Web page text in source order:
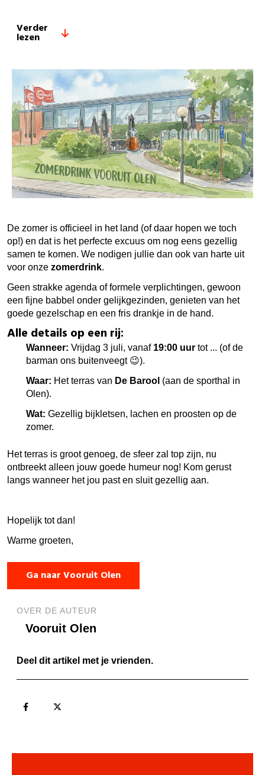
Verder
lezen
De zomer is officieel in het land (of daar hopen we toch
op!) en dat is het perfecte excuus om nog eens gezellig
samen te komen. We nodigen jullie dan ook van harte uit
voor onze zomerdrink.
Geen strakke agenda of formele verplichtingen, gewoon
een fijne babbel onder gelijkgezinden, genieten van het
goede gezelschap en een fris drankje in de hand.
Alle details op een rij:
Wanneer: Vrijdag 3 juli, vanaf 19:00 uur tot ... (of de
barman ons buitenveegt 😉).
Waar: Het terras van De Barool (aan de sporthal in
Olen).
Wat: Gezellig bijkletsen, lachen en proosten op de
zomer.
Het terras is groot genoeg, de sfeer zal top zijn, nu
ontbreekt alleen jouw goede humeur nog! Kom gerust
langs wanneer het jou past en sluit gezellig aan.
Hopelijk tot dan!
Warme groeten,
Ga naar Vooruit Olen
OVER DE AUTEUR
Vooruit Olen
Deel dit artikel met je vrienden.